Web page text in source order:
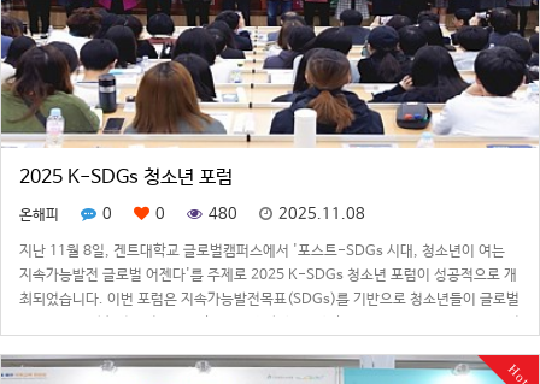
2025 K-SDGs 청소년 포럼
온해피 0 0 480 2025.11.08
지난 11월 8일, 겐트대학교 글로벌캠퍼스에서 '포스트-SDGs 시대, 청소년이 여는
지속가능발전 글로벌 어젠다'를 주제로 2025 K-SDGs 청소년 포럼이 성공적으로 개
최되었습니다. 이번 포럼은 지속가능발전목표(SDGs)를 기반으로 청소년들이 글로벌
Hot